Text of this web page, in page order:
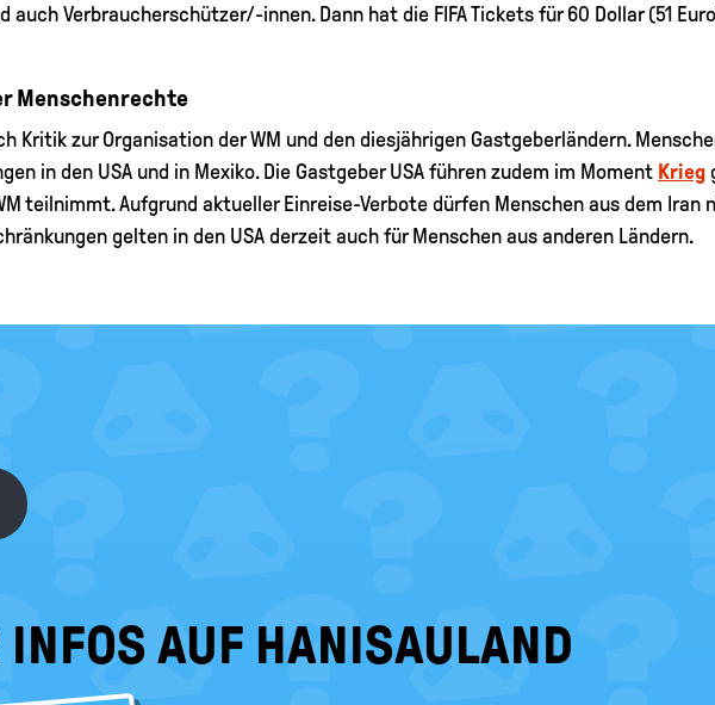
auch Verbraucherschützer/-innen. Dann hat die FIFA Tickets für 60 Dollar (51
Menschenrechte
Kritik zur Organisation der WM und den diesjährigen Gastgeberländern.
in den USA und in Mexiko. Die Gastgeber USA führen zudem im Moment Krieg
teilnimmt. Aufgrund aktueller Einreise-Verbote dürfen Menschen aus dem Iran
gelten in den USA derzeit auch für Menschen aus anderen Ländern.
INFOS AUF HANISAULAND